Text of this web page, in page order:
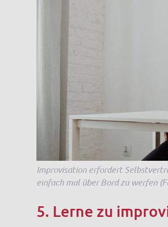
Improvisation erfordert
einfach mal über Bord zu werfen
5. Lerne zu